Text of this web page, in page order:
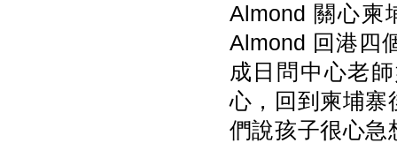
Almond 關心柬
Almond 回港四
成日問中心老
心，回到柬埔寨
們說孩子很心急